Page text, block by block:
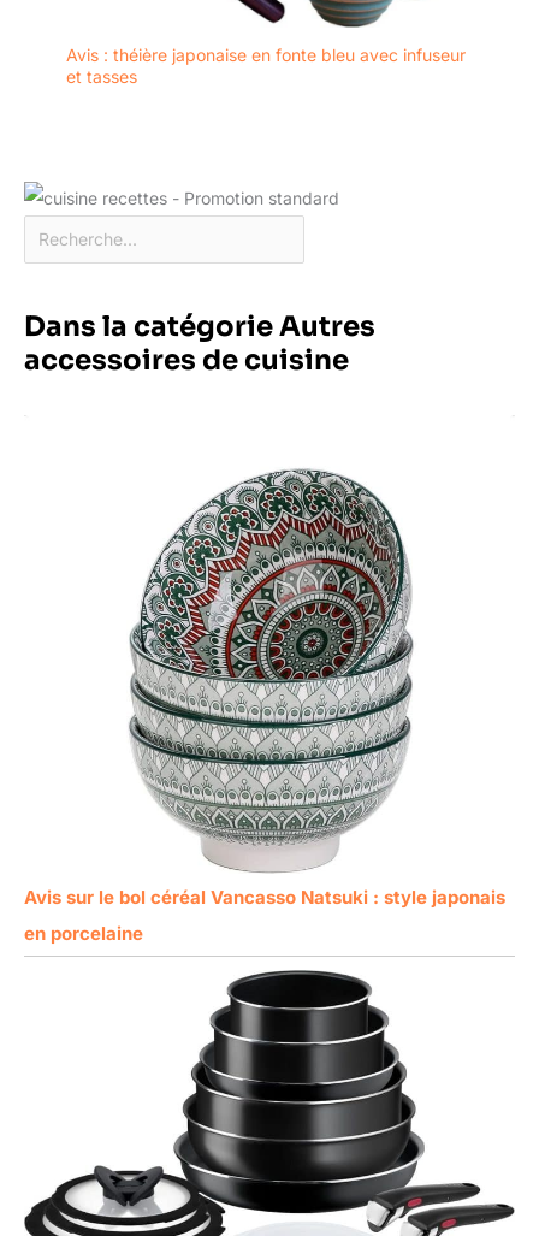
Avis : théière japonaise en fonte bleu avec infuseur
et tasses
Dans la catégorie Autres
accessoires de cuisine
Avis sur le bol céréal Vancasso Natsuki : style japonais
en porcelaine